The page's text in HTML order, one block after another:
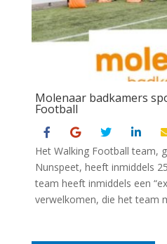
Molenaar badkamers
Football
Het Walking Football team,
Nunspeet, heeft inmiddels
team heeft inmiddels een
verwelkomen, die het team